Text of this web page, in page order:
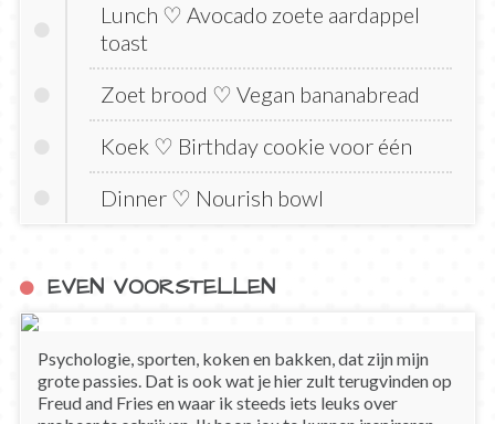
Lunch ♡ Avocado zoete aardappel
toast
Zoet brood ♡ Vegan bananabread
Koek ♡ Birthday cookie voor één
Dinner ♡ Nourish bowl
EVEN VOORSTELLEN
Psychologie, sporten, koken en bakken, dat zijn mijn
grote passies. Dat is ook wat je hier zult terugvinden op
Freud and Fries en waar ik steeds iets leuks over